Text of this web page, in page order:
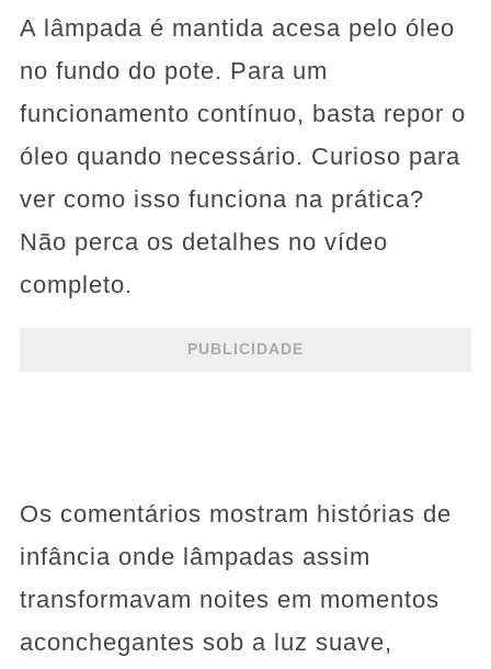
A lâmpada é mantida acesa pelo óleo
no fundo do pote. Para um
funcionamento contínuo, basta repor o
óleo quando necessário. Curioso para
ver como isso funciona na prática?
Não perca os detalhes no vídeo
completo.
PUBLICIDADE
Os comentários mostram histórias de
infância onde lâmpadas assim
transformavam noites em momentos
aconchegantes sob a luz suave,